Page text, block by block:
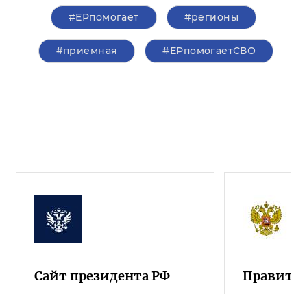
#ЕРпомогает #регионы
#приемная #ЕРпомогаетСВО
Сайт президента РФ